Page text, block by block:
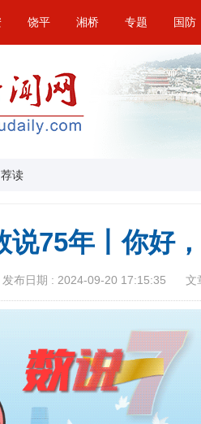
饶平 湘桥 专题 国防
荐读
说75年丨你好
发布日期 : 2024-09-20 17:15:35 文